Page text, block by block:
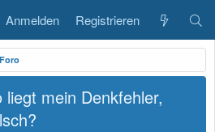
Anmelden Registrieren
mein Denkfehler,